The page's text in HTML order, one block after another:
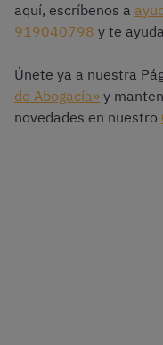
aquí, escríbenos a
919040798 y te
Únete ya a nuestra
de Abogacía» y
novedades en nuestro